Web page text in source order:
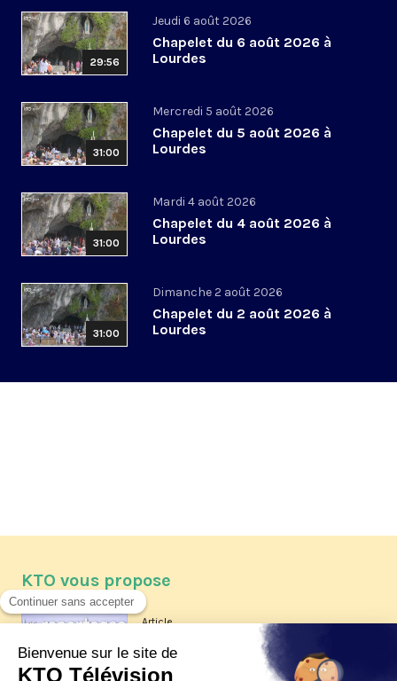
29:56
Jeudi 6 août 2026
Chapelet du 6 août 2026 à
Lourdes
31:00
Mercredi 5 août 2026
Chapelet du 5 août 2026 à
Lourdes
31:00
Mardi 4 août 2026
Chapelet du 4 août 2026 à
Lourdes
31:00
Dimanche 2 août 2026
Chapelet du 2 août 2026 à
Lourdes
KTO vous propose
Article
Les reportages d'été 2026 de KTO